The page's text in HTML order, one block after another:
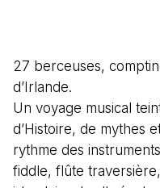
27 berceuses,
d’Irlande.
Un voyage musical
d’Histoire, de mythes
rythme des
fiddle, flûte